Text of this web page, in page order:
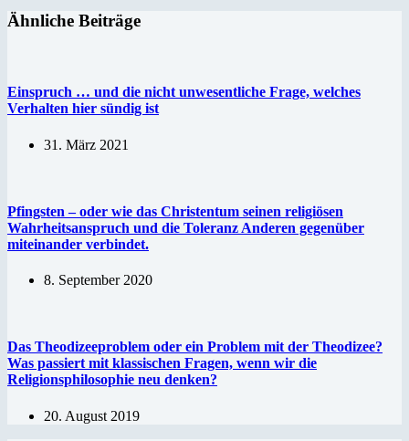
Ähnliche Beiträge
Einspruch … und die nicht unwesentliche Frage, welches
Verhalten hier sündig ist
31. März 2021
Pfingsten – oder wie das Christentum seinen religiösen
Wahrheitsanspruch und die Toleranz Anderen gegenüber
miteinander verbindet.
8. September 2020
Das Theodizeeproblem oder ein Problem mit der Theodizee?
Was passiert mit klassischen Fragen, wenn wir die
Religionsphilosophie neu denken?
20. August 2019